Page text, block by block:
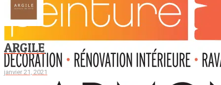
ARGILE
janvier 21, 2021